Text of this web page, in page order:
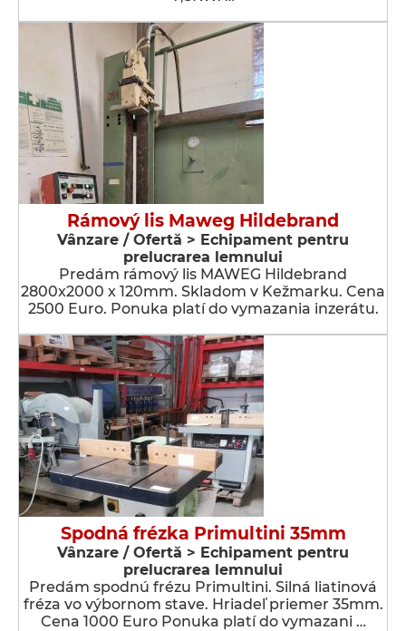
Rámový lis Maweg Hildebrand
Vânzare / Ofertă > Echipament pentru
prelucrarea lemnului
Predám rámový lis MAWEG Hildebrand
2800x2000 x 120mm. Skladom v Kežmarku. Cena
2500 Euro. Ponuka platí do vymazania inzerátu.
Spodná frézka Primultini 35mm
Vânzare / Ofertă > Echipament pentru
prelucrarea lemnului
Predám spodnú frézu Primultini. Silná liatinová
fréza vo výbornom stave. Hriadeľ priemer 35mm.
Cena 1000 Euro Ponuka platí do vymazani …